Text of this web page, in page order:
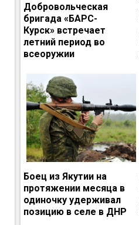
Добровольческая
бригада «БАРС-
Курск» встречает
летний период во
всеоружии
Боец из Якутии на
протяжении месяца в
одиночку удерживал
позицию в селе в ДНР